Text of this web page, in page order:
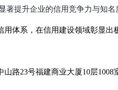
著提升企业的信用竞争力与知名
体系，在信用建设领域彰显出
路23号福建商业大厦10层1008